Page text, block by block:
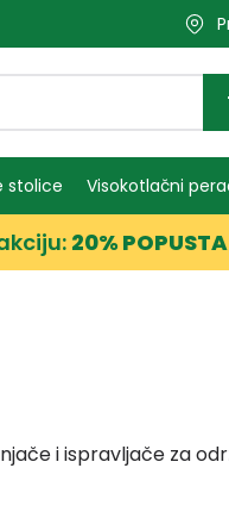
stolice Visokotlačni
20% POPUSTA
i ispravljače za